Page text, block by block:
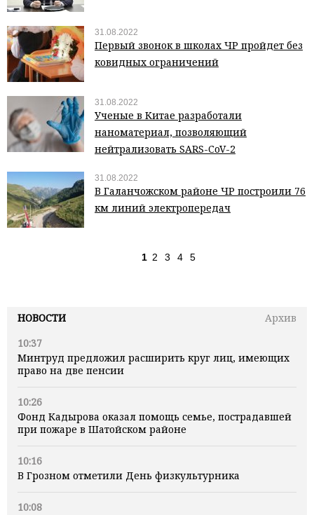
НОВОСТИ
Архив
10:37
Минтруд предложил расширить круг лиц, имеющих
право на две пенсии
10:26
Фонд Кадырова оказал помощь семье, пострадавшей
при пожаре в Шатойском районе
10:16
В Грозном отметили День физкультурника
10:08
31.08.2022
Первый звонок в школах ЧР пройдет без
ковидных ограничений
31.08.2022
Ученые в Китае разработали
наноматериал, позволяющий
нейтрализовать SARS-CoV-2
31.08.2022
В Галанчожском районе ЧР построили 76
км линий электропередач
1 2 3 4 5